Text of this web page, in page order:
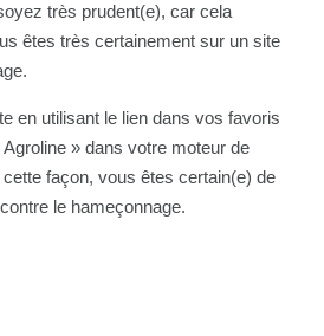
très prudent(e), car cela
êtes très certainement sur un site
en utilisant le lien dans vos favoris
» dans votre moteur de
façon, vous êtes certain(e) de
le hameçonnage.